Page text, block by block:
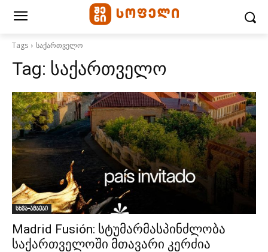
Tags საქართველო
Tag: საქართველო
სხვა-ამბები
Madrid Fusión: სტუმარმასპინძლობა
საქართველოში მთავარი კერძია